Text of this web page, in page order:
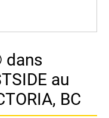
dans
au
BC